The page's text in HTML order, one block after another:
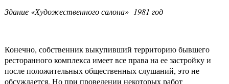
Здание «Художественного салона» 1981 год
Конечно, собственник выкупивший территорию бывшего
ресторанного комплекса имеет все права на ее застройку и
после положительных общественных слушаний, это не
обсуждается. Но при проведении некоторых работ